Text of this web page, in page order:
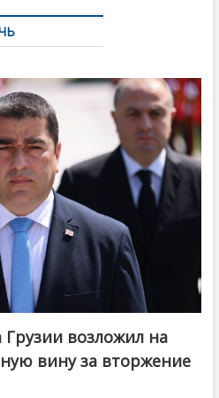
возложил на
вину за вторжение